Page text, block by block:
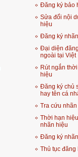
Đăng ký bảo
Sửa đổi nội
hiệu
Đăng ký
Đại diện
ngoài tại Việt
Rút ngắn
hiệu
Đăng ký chủ
hay tên cá
Tra cứu
Thời hạn
nhãn hiệu
Đăng ký
Thủ tục đăng